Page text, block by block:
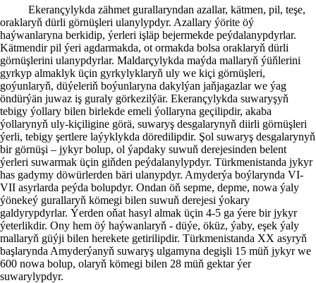
Ekerançylykda zähmet gurallaryndan azallar, kätmen, pil, teşe,
oraklaryň dürli görnüşleri ulanylypdyr. Azallary ýörite öý
haýwanlaryna berkidip, ýerleri işläp bejermekde peýdalanypdyrlar.
Kätmendir pil ýeri agdarmakda, ot ormakda bolsa oraklaryň dürli
görnüşlerini ulanypdyrlar. Maldarçylykda maýda mallaryň ýüňlerini
gyrkyp almaklyk üçin gyrkylyklaryň uly we kiçi görnüşleri,
goýunlaryň, düýeleriň boýunlaryna dakylýan jaňjagazlar we ýag
öndürýän juwaz iş guraly görkezilýär. Ekerançylykda suwaryşyň
tebigy ýollary bilen birlekde emeli ýollaryna geçilipdir, akaba
ýollarynyň uly-kiçiligine görä, suwaryş desgalarynyň diirli görnüşleri
ýerli, tebigy şertlere laýyklykda döredilipdir. Şol suwaryş desgalarynyň
bir görnüşi – jykyr bolup, ol ýapdaky suwuň derejesinden belent
ýerleri suwarmak üçin giňden peýdalanylypdyr. Türkmenistanda jykyr
has gadymy döwürlerden bäri ulanypdyr. Amyderýa boýlarynda VI-
VII asyrlarda peýda bolupdyr. Ondan öň sepme, depme, nowa ýaly
ýönekeý gurallaryň kömegi bilen suwuň derejesi ýokary
galdyrypdyrlar. Ýerden oňat hasyl almak üçin 4-5 ga ýere bir jykyr
ýeterlikdir. Ony hem öý haýwanlaryň - düýe, öküz, ýaby, eşek ýaly
mallaryň güýji bilen herekete getirilipdir. Türkmenistanda XX asyryň
başlarynda Amyderýanyň suwaryş ulgamyna degişli 15 müň jykyr we
600 nowa bolup, olaryň kömegi bilen 28 müň gektar ýer
suwarylypdyr.